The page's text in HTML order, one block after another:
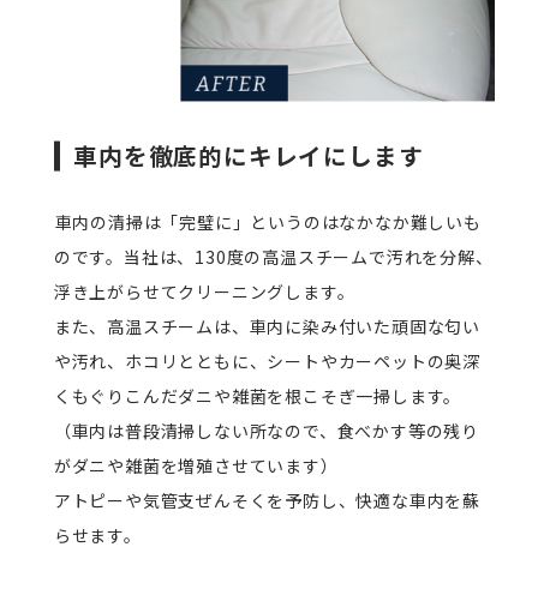
車内を徹底的にキレイにします
車内の清掃は「完璧に」というのはなかなか難しいも
のです。当社は、130度の高温スチームで汚れを分解、
浮き上がらせてクリーニングします。
また、高温スチームは、車内に染み付いた頑固な匂い
や汚れ、ホコリとともに、シートやカーペットの奥深
くもぐりこんだダニや雑菌を根こそぎ一掃します。
（車内は普段清掃しない所なので、食べかす等の残り
がダニや雑菌を増殖させています）
アトピーや気管支ぜんそくを予防し、快適な車内を蘇
らせます。